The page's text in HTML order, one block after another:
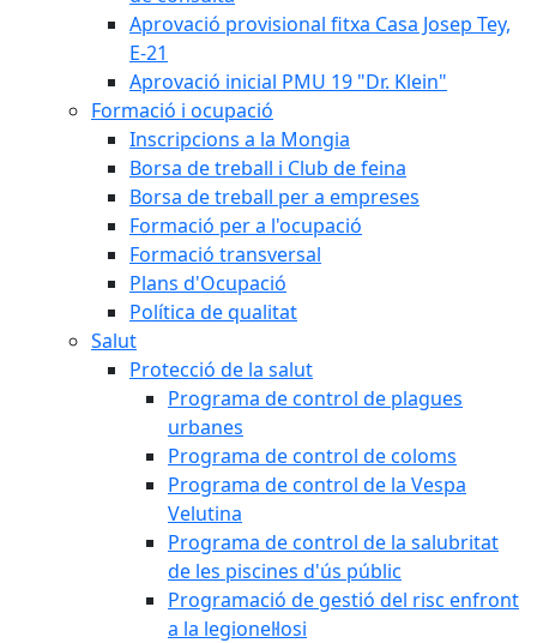
Aprovació provisional fitxa Casa Josep Tey,
E-21
Aprovació inicial PMU 19 "Dr. Klein"
Formació i ocupació
Inscripcions a la Mongia
Borsa de treball i Club de feina
Borsa de treball per a empreses
Formació per a l'ocupació
Formació transversal
Plans d'Ocupació
Política de qualitat
Salut
Protecció de la salut
Programa de control de plagues
urbanes
Programa de control de coloms
Programa de control de la Vespa
Velutina
Programa de control de la salubritat
de les piscines d'ús públic
Programació de gestió del risc enfront
a la legionel·losi